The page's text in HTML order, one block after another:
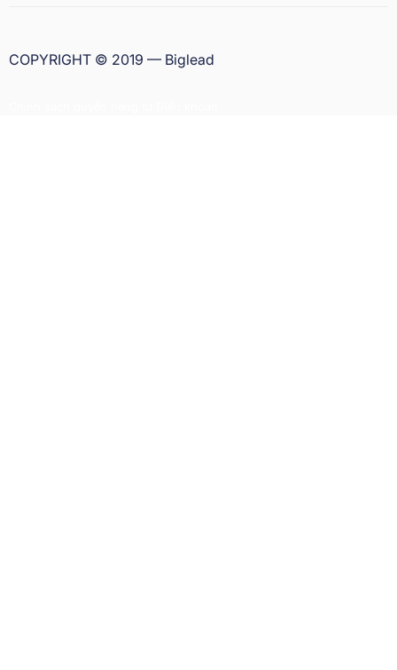
COPYRIGHT © 2019 — Biglead